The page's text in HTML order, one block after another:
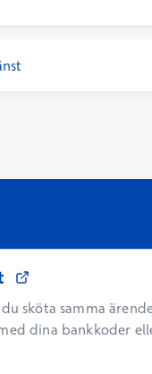
Öppnas i ett nytt
sköta samma
dina bankkoder